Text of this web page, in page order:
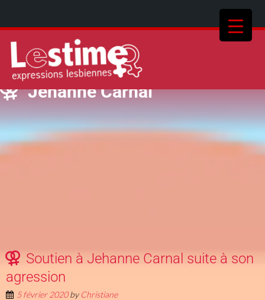
Jehanne Carnal
Soutien à Jehanne Carnal suite à son
agression
5 février 2020byChristiane